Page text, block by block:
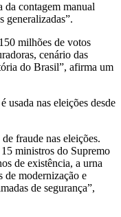
da contagem manual
generalizadas”.
milhões de votos
cenário das
do Brasil”, afirma um
usada nas eleições desde
fraude nas eleições.
ministros do Supremo
de existência, a urna
de modernização e
de segurança”,